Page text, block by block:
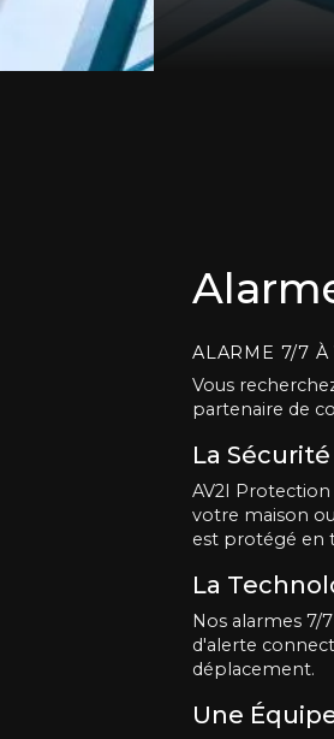
ALARME 7/7 À
Vous
partenaire de
La
AV2I
votre maison
est protégé en
La
Nos alarmes 7/
d'alerte
déplacement.
Une